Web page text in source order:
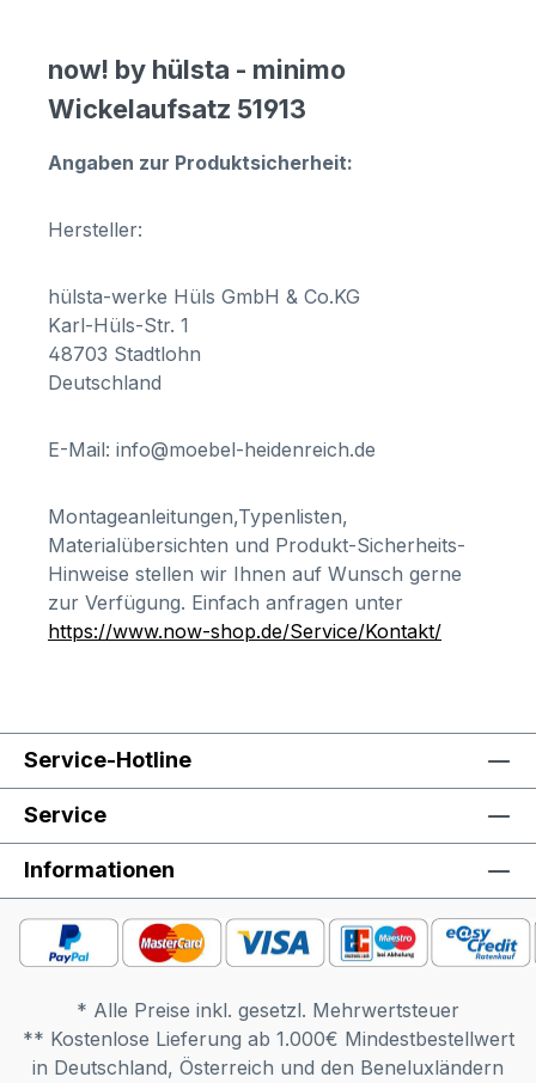
now! by hülsta - minimo
Wickelaufsatz 51913
Angaben zur Produktsicherheit:
Hersteller:
hülsta-werke Hüls GmbH & Co.KG
Karl-Hüls-Str. 1
48703 Stadtlohn
Deutschland
E-Mail: info@moebel-heidenreich.de
Montageanleitungen,Typenlisten,
Materialübersichten und Produkt-Sicherheits-
Hinweise stellen wir Ihnen auf Wunsch gerne
zur Verfügung. Einfach anfragen unter
https://www.now-shop.de/Service/Kontakt/
Service-Hotline
Service
Informationen
* Alle Preise inkl. gesetzl. Mehrwertsteuer
** Kostenlose Lieferung ab 1.000€ Mindestbestellwert
in Deutschland, Österreich und den Beneluxländern